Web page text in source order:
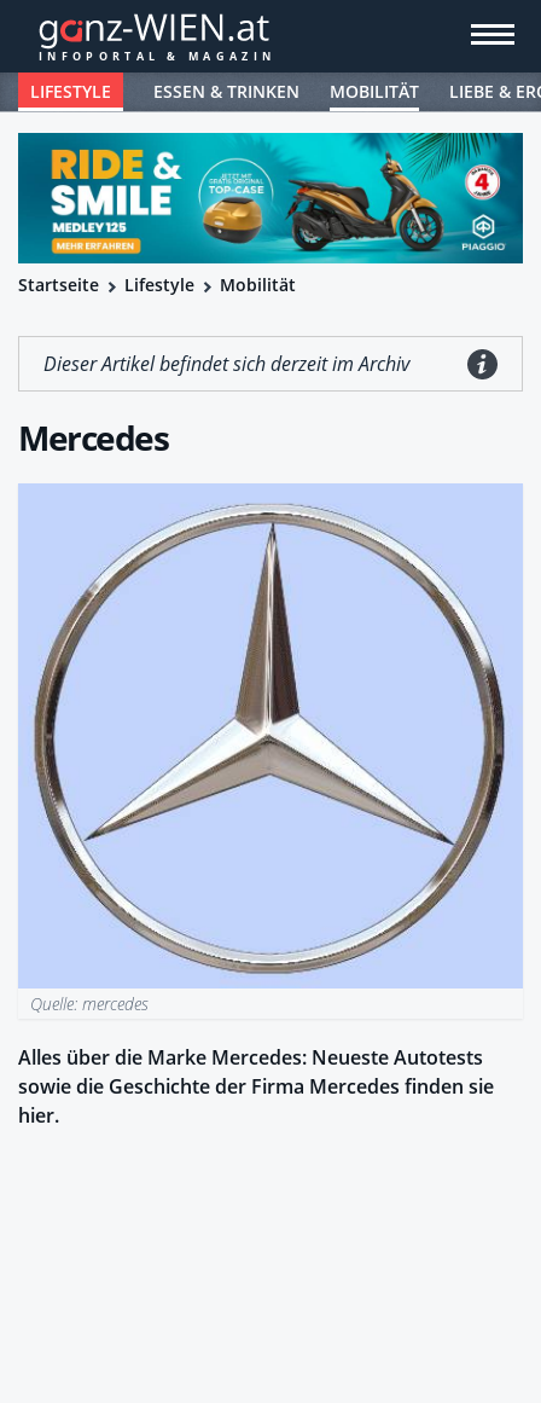
LIFESTYLE ESSEN & TRINKEN MOBILITÄT LIEBE &
Startseite Lifestyle Mobilität
Dieser Artikel befindet sich derzeit im Archiv
Mercedes
Quelle: mercedes
Alles über die Marke Mercedes: Neueste Autotests
sowie die Geschichte der Firma Mercedes finden sie
hier.